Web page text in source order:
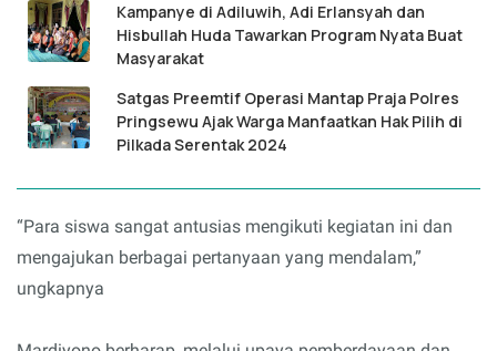
Kampanye di Adiluwih, Adi Erlansyah dan
Hisbullah Huda Tawarkan Program Nyata Buat
Masyarakat
Satgas Preemtif Operasi Mantap Praja Polres
Pringsewu Ajak Warga Manfaatkan Hak Pilih di
Pilkada Serentak 2024
“Para siswa sangat antusias mengikuti kegiatan ini dan
mengajukan berbagai pertanyaan yang mendalam,”
ungkapnya